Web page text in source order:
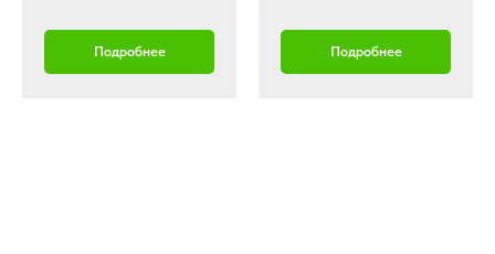
Подробнее Подробнее